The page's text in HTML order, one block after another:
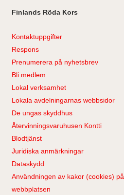
Finlands Röda Kors
Kontaktuppgifter
Respons
Prenumerera på nyhetsbrev
Bli medlem
Lokal verksamhet
Lokala avdelningarnas webbsidor
De ungas skyddhus
Återvinningsvaruhusen Kontti
Blodtjänst
Juridiska anmärkningar
Dataskydd
Användningen av kakor (cookies) på
webbplatsen